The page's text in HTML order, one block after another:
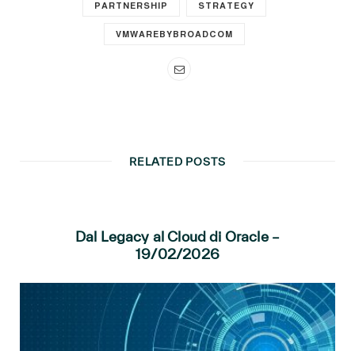
PARTNERSHIP STRATEGY
VMWAREBYBROADCOM
RELATED POSTS
Dal Legacy al Cloud di Oracle –
19/02/2026